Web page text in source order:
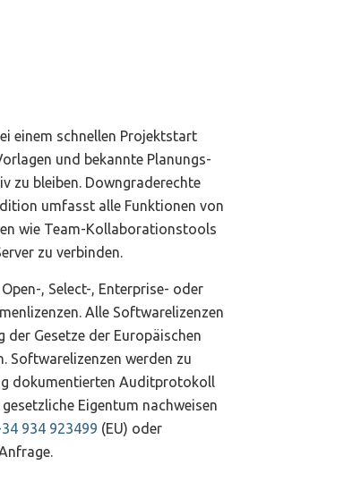
einem schnellen Projektstart
und bekannte Planungs-
zu bleiben. Downgraderechte
umfasst alle Funktionen von
wie Team-Kollaborationstools
zu verbinden.
, Select-, Enterprise- oder
Alle Softwarelizenzen
Gesetze der Europäischen
Softwarelizenzen werden zu
dokumentierten Auditprotokoll
Eigentum nachweisen
934 923499 (EU) oder